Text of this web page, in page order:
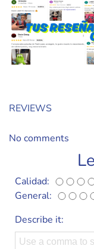
REVIEWS
No comments
Calidad:
General:
Describe it: